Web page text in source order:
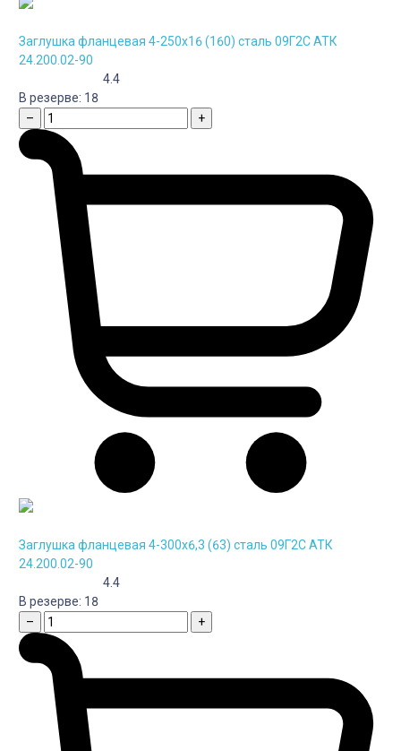
Заглушка фланцевая 4-250х16 (160) сталь 09Г2С АТК
24.200.02-90
4.4
В резерве: 18
–
+
Заглушка фланцевая 4-300х6,3 (63) сталь 09Г2С АТК
24.200.02-90
4.4
В резерве: 18
–
+